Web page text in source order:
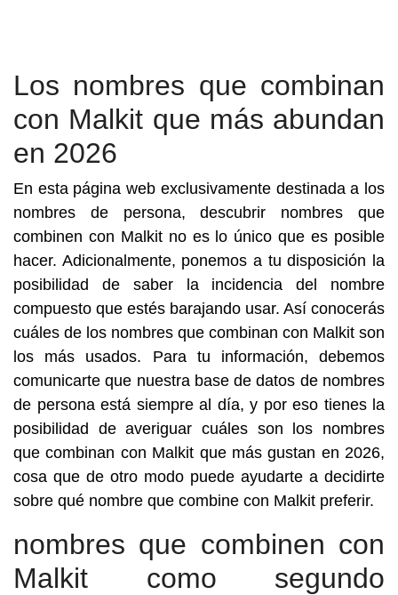
Los nombres que combinan
con Malkit que más abundan
en 2026
En esta página web exclusivamente destinada a los
nombres de persona, descubrir nombres que
combinen con Malkit no es lo único que es posible
hacer. Adicionalmente, ponemos a tu disposición la
posibilidad de saber la incidencia del nombre
compuesto que estés barajando usar. Así conocerás
cuáles de los nombres que combinan con Malkit son
los más usados. Para tu información, debemos
comunicarte que nuestra base de datos de nombres
de persona está siempre al día, y por eso tienes la
posibilidad de averiguar cuáles son los nombres
que combinan con Malkit que más gustan en 2026,
cosa que de otro modo puede ayudarte a decidirte
sobre qué nombre que combine con Malkit preferir.
nombres que combinen con
Malkit como segundo